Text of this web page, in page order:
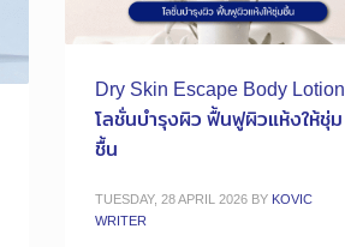
Dry Skin Escape Body Lotion
โลชั่นบำรุงผิว ฟื้นฟูผิวแห้งให้ชุ่ม
ชื้น
TUESDAY, 28 APRIL 2026 BY KOVIC
WRITER